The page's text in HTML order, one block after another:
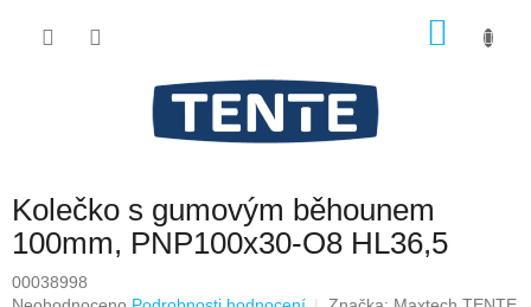
Kolečko s gumovým běhounem
100mm, PNP100x30-O8 HL36,5
00038998